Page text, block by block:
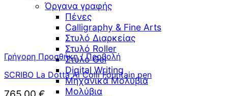
Όργανα γραφής
Πένες
Calligraphy & Fine Arts
Στυλό Διαρκείας
Στυλό Roller
Στυλό Gel
Digital Writing
Μηχανικά Μολύβια
Μολύβια
Γρήγορη Προσθήκη / Προβολή
SCRIBO La Dotta Ai Colli Fountain pen